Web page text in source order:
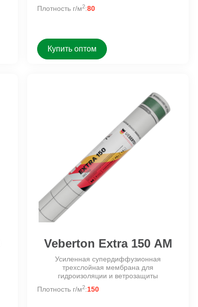
Плотность г/м2:80
Купить оптом
Veberton Extra 150 АМ
Усиленная супердиффузионная
трехслойная мембрана для
гидроизоляции и ветрозащиты
Плотность г/м2:150